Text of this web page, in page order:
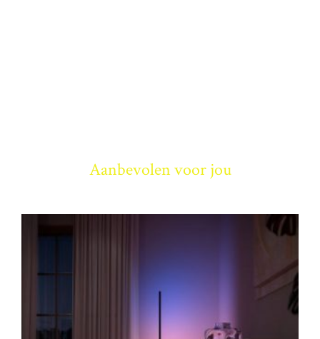
Aanbevolen voor jou